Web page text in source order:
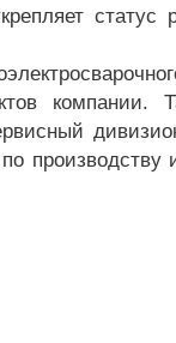
статус
компании.
производству